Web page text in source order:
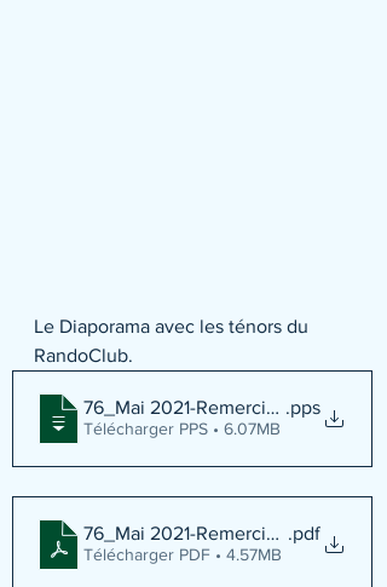
Le Diaporama avec les ténors du
RandoClub.
76_Mai 2021-Remerciements
.pps
Télécharger PPS • 6.07MB
76_Mai 2021-Remerciements
.pdf
Télécharger PDF • 4.57MB